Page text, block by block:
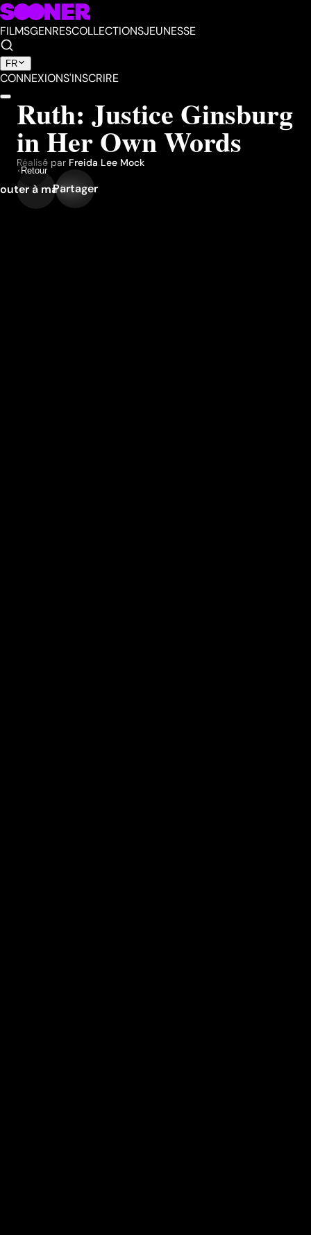
FILMSGENRESCOLLECTIONSJEUNESSE
FR
CONNEXIONS'INSCRIRE
Retour
Ruth: Justice Ginsburg
in Her Own Words
Réalisé par Freida Lee Mock
à ma liste
Partager